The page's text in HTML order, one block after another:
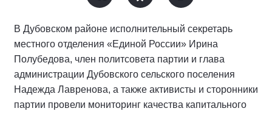
В Дубовском районе исполнительный секретарь
местного отделения «Единой России» Ирина
Полубедова, член политсовета партии и глава
администрации Дубовского сельского поселения
Надежда Лавренова, а также активисты и сторонники
партии провели мониторинг качества капитального